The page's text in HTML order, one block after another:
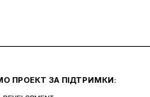
ПРОЕКТ ЗА ПІДТРИМКИ: